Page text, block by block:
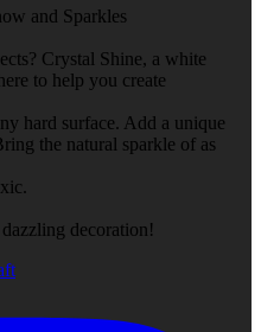
and Sparkles
Crystal Shine, a white
to help you create
hard surface. Add a unique
the natural sparkle of as
dazzling decoration!